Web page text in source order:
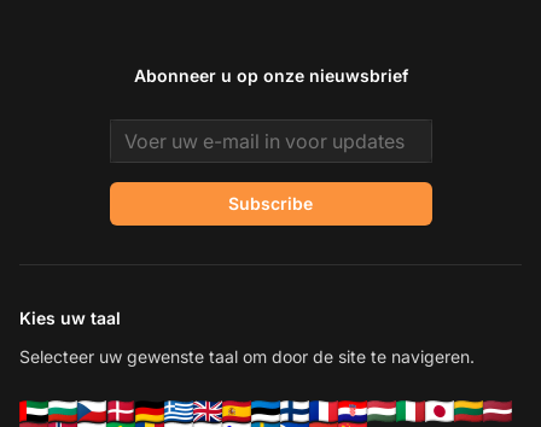
Abonneer u op onze nieuwsbrief
Email address
Subscribe
Kies uw taal
Selecteer uw gewenste taal om door de site te navigeren.